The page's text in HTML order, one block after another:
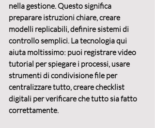
nella gestione. Questo significa
preparare istruzioni chiare, creare
modelli replicabili, definire sistemi di
controllo semplici. La tecnologia qui
aiuta moltissimo: puoi registrare video
tutorial per spiegare i processi, usare
strumenti di condivisione file per
centralizzare tutto, creare checklist
digitali per verificare che tutto sia fatto
correttamente.